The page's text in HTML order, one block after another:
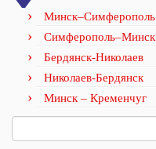
Минск–Симферополь
Симферополь–Минск
Бердянск-Николаев
Николаев-Бердянск
Минск – Кременчуг